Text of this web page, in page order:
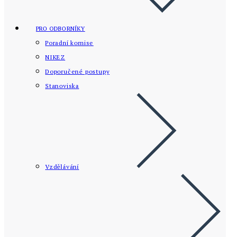
PRO ODBORNÍKY
Poradní komise
NIKEZ
Doporučené postupy
Stanoviska
Vzdělávání